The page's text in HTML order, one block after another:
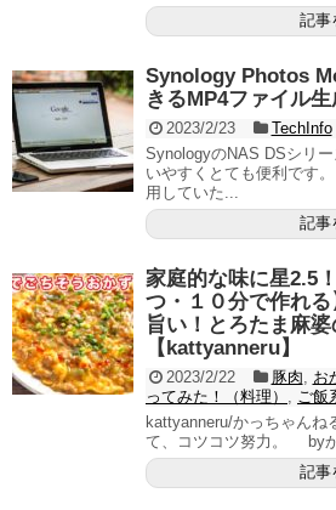
記事
Synology Photos
きるMP4ファイル
2023/2/23
TechInfo
SynologyのNAS DSシリ
いやすくとても便利です
用していた...
記事
家庭的な味に星2.5
つ・１０分で作れ
旨い！とろたま麻
【kattyanneru】
2023/2/22 豚肉 お
ってみた！（料理）
ご飯
kattyanneru/かっちゃんね
て、コツコツ努力。 by
記事